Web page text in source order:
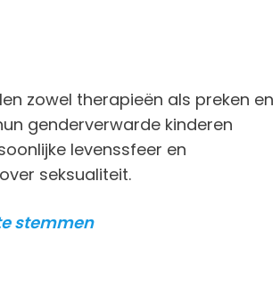
zowel therapieën als preken en
genderverwarde kinderen
levenssfeer en
seksualiteit.
stemmen